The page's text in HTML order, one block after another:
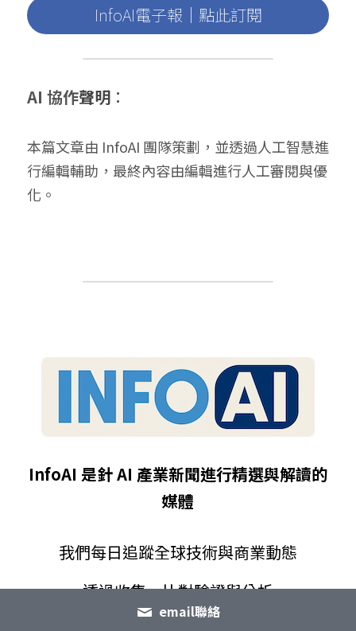
InfoAI電子報｜點此訂閱
AI 協作聲明 ：
本篇文章由 InfoAI 團隊策劃，並透過人工智慧進
行編輯輔助，最終內容由編輯進行人工審閱與優
化。
InfoAI 是針 AI 產業新聞進行精選與解讀的
媒體
我們每日追蹤全球技術與商業動態
透過收集、比對驗證與分析
email聯絡